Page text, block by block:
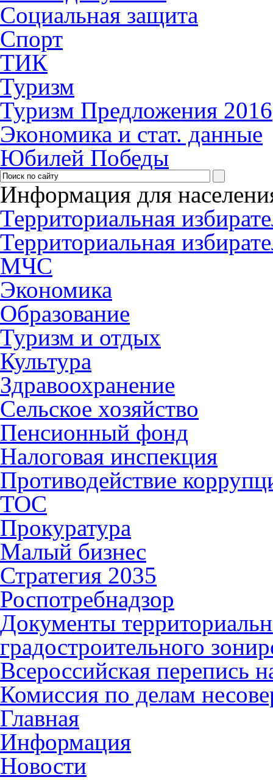
Социальная защита
Спорт
ТИК
Туризм
Туризм Предложения 2016
Экономика и стат. данные
Юбилей Победы
Информация для
Территориальная
Территориальная
МЧС
Экономика
Образование
Туризм и отдых
Культура
Здравоохранение
Сельское хозяйство
Пенсионный фонд
Налоговая инспекция
Противодействие
ТОС
Прокуратура
Малый бизнес
Стратегия 2035
Роспотребнадзор
Документы
градостроительного
Всероссийская перепись
Комиссия по делам
Главная
Информация
Новости